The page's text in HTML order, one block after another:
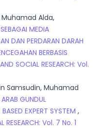
Muhamad Alda,
MEDIA
DAN PERDARAN DARAH
BERBASIS
SOCIAL RESEARCH: Vol.
Samsudin, Muhamad
GUNDUL
EXPERT SYSTEM ,
RESEARCH: Vol. 7 No. 1